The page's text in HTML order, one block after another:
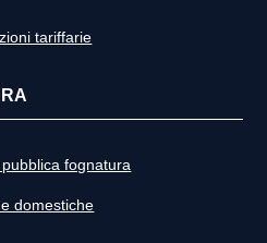
tariffarie
fognatura
domestiche